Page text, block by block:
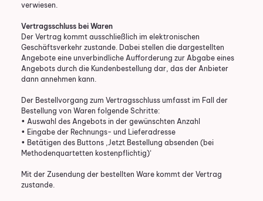
verwiesen.
Vertragsschluss bei Waren
Der Vertrag kommt ausschließlich im elektronischen
Geschäftsverkehr zustande. Dabei stellen die dargestellten
Angebote eine unverbindliche Aufforderung zur Abgabe eines
Angebots durch die Kundenbestellung dar, das der Anbieter
dann annehmen kann.
Der Bestellvorgang zum Vertragsschluss umfasst im Fall der
Bestellung von Waren folgende Schritte:
• Auswahl des Angebots in der gewünschten Anzahl
• Eingabe der Rechnungs- und Lieferadresse
• Betätigen des Buttons ‚Jetzt Bestellung absenden (bei
Methodenquartetten kostenpflichtig)‘
Mit der Zusendung der bestellten Ware kommt der Vertrag
zustande.